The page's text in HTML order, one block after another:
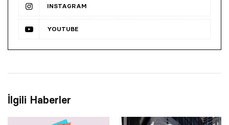
INSTAGRAM
YOUTUBE
İlgili Haberler